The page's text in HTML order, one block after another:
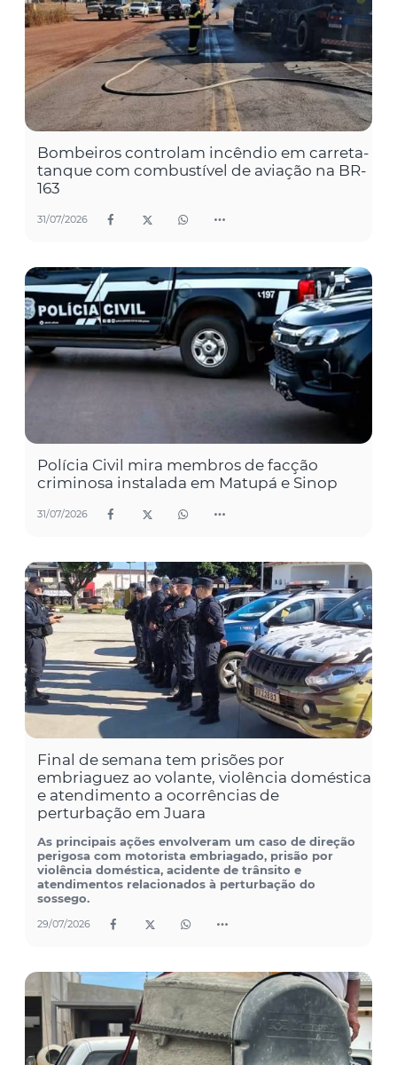
Bombeiros controlam incêndio em carreta-
tanque com combustível de aviação na BR-
163
31/07/2026
Polícia Civil mira membros de facção
criminosa instalada em Matupá e Sinop
31/07/2026
Final de semana tem prisões por
embriaguez ao volante, violência doméstica
e atendimento a ocorrências de
perturbação em Juara
As principais ações envolveram um caso de direção
perigosa com motorista embriagado, prisão por
violência doméstica, acidente de trânsito e
atendimentos relacionados à perturbação do
sossego.
29/07/2026